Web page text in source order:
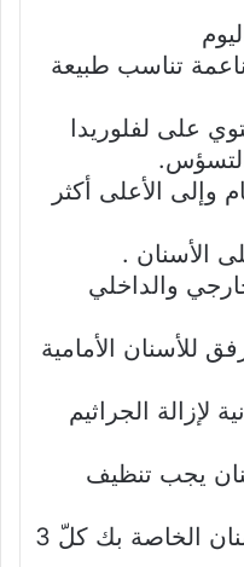
تناسب طبيعة
على لفلوريدا
وإلى الأعلى أكثر
الأسنان .
والداخلي
للأسنان الأمامية
اللّسان لمدّة30 ثانية لإزالة الجراثيم
يجب تنظيف
وغسلها و تغيير فرشاة الأسنان الخاصة بك كلّ 3